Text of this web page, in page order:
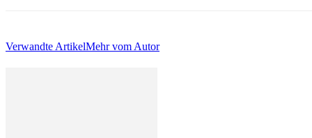
Verwandte ArtikelMehr vom Autor